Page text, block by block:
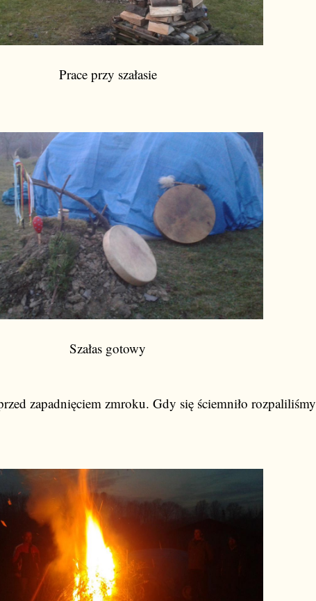
Prace przy szałasie
Szałas gotowy
zapadnięciem zmroku. Gdy się ściemniło rozpaliliśmy